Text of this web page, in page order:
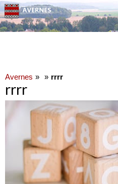
Avernes rrrr
rrrr